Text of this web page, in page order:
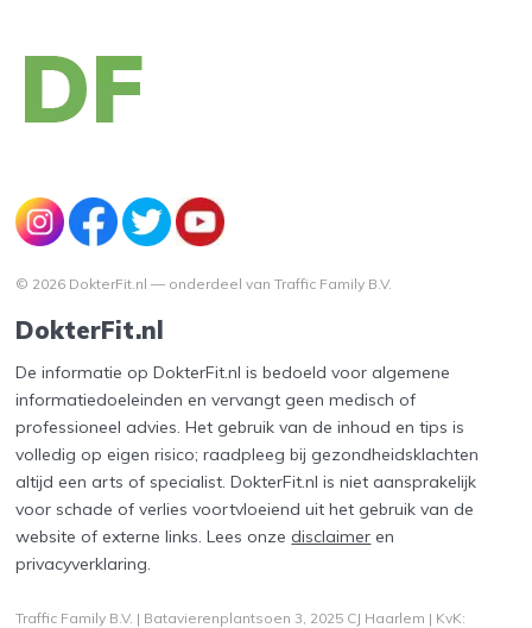
© 2026 DokterFit.nl — onderdeel van Traffic Family B.V.
DokterFit.nl
De informatie op DokterFit.nl is bedoeld voor algemene
informatiedoeleinden en vervangt geen medisch of
professioneel advies. Het gebruik van de inhoud en tips is
volledig op eigen risico; raadpleeg bij gezondheidsklachten
altijd een arts of specialist. DokterFit.nl is niet aansprakelijk
voor schade of verlies voortvloeiend uit het gebruik van de
website of externe links. Lees onzedisclaimer en
privacyverklaring.
Traffic Family B.V. | Batavierenplantsoen 3, 2025 CJ Haarlem | KvK: